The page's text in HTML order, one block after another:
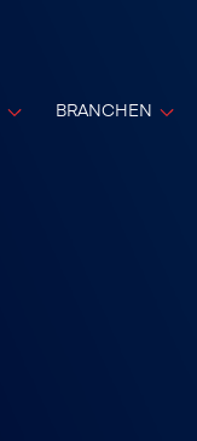
BRANCHEN